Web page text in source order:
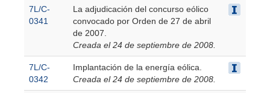
7L/C-
0341
La adjudicación del concurso eólico
convocado por Orden de 27 de abril
de 2007.
Creada el 24 de septiembre de 2008.
7L/C-
0342
Implantación de la energía eólica.
Creada el 24 de septiembre de 2008.